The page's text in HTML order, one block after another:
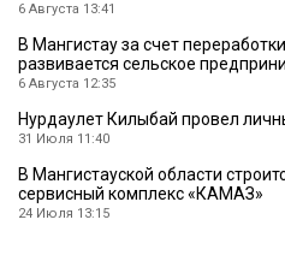
6 Августа 13:41
В Мангистау за счет
развивается сельское
6 Августа 12:35
Нурдаулет Килыбай провел
31 Июля 11:40
В Мангистауской области
сервисный комплекс «КАМАЗ»
24 Июля 13:15